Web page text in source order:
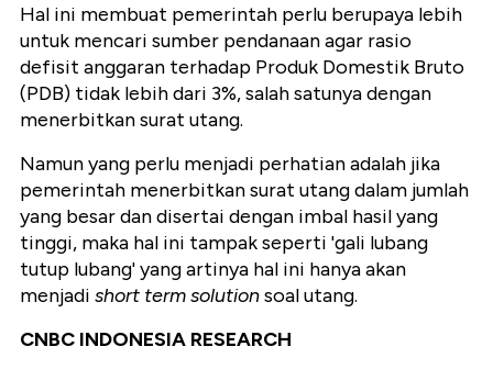
Hal ini membuat pemerintah perlu berupaya lebih
untuk mencari sumber pendanaan agar rasio
defisit anggaran terhadap Produk Domestik Bruto
(PDB) tidak lebih dari 3%, salah satunya dengan
menerbitkan surat utang.
Namun yang perlu menjadi perhatian adalah jika
pemerintah menerbitkan surat utang dalam jumlah
yang besar dan disertai dengan imbal hasil yang
tinggi, maka hal ini tampak seperti 'gali lubang
tutup lubang' yang artinya hal ini hanya akan
menjadi short term solutionsoal utang.
CNBC INDONESIA RESEARCH